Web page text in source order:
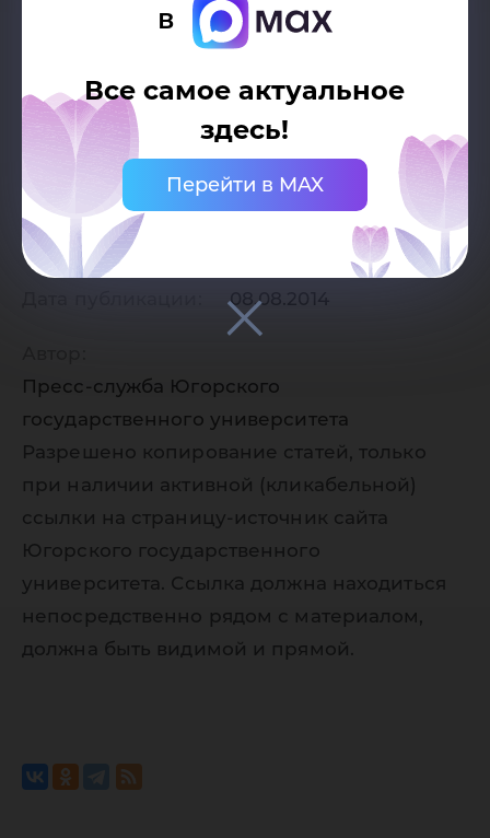
в
Все самое актуальное
здесь!
Перейти в MAX
08.08.2014
Пресс-служба Югорского
государственного университета
Разрешено копирование статей, только
при наличии активной (кликабельной)
ссылки на страницу-источник сайта
Югорского государственного
университета. Ссылка должна находиться
непосредственно рядом с материалом,
должна быть видимой и прямой.